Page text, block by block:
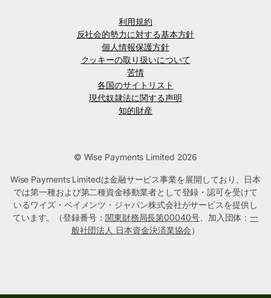
利用規約
反社会的勢力に対する基本方針
個人情報保護方針
クッキーの取り扱いについて
苦情
各国のサイトリスト
現代奴隷法に関する声明
知的財産
© Wise Payments Limited 2026
Wise Payments Limitedは金融サービス事業を展開しており、日本
では第一種および第二種資金移動業者として登録・認可を受けて
いるワイズ・ペイメンツ・ジャパン株式会社がサービスを提供し
ています。（登録番号： 関東財務局長第00040号、加入団体：一
般社団法人 日本資金決済業協会）